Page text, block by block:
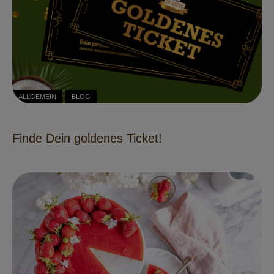
ALLGEMEIN BLOG
Finde Dein goldenes Ticket!